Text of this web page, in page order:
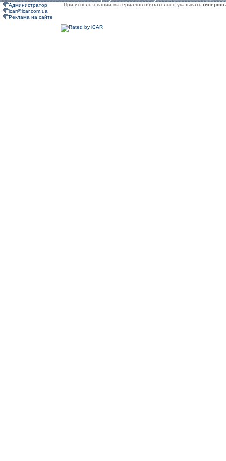
Администратор
icar@icar.com.ua
Реклама на сайте
При использовании материалов обязательно указывать